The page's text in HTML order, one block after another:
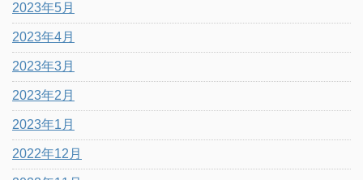
2023年5月
2023年4月
2023年3月
2023年2月
2023年1月
2022年12月